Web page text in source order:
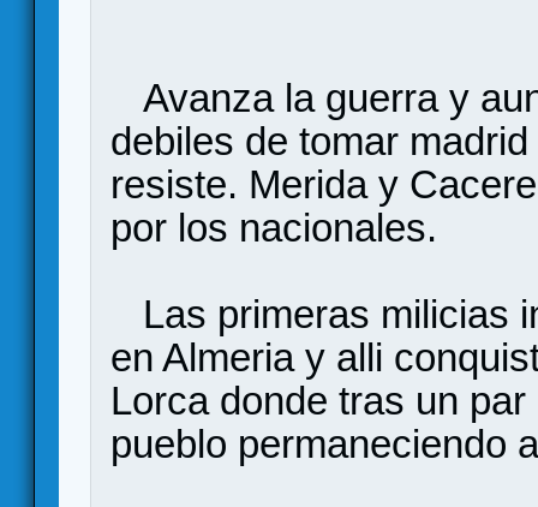
Avanza la guerra y
debiles de tomar
resiste. Merida y
por los nacionales.
Las primeras milicias
en Almeria y alli
Lorca donde tras un
pueblo permaneciendo